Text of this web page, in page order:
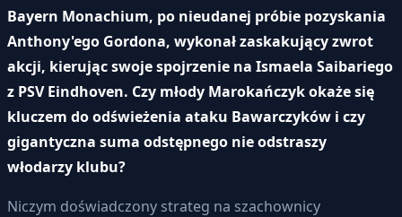
Bayern Monachium, po nieudanej próbie pozyskania
Anthony'ego Gordona, wykonał zaskakujący zwrot
akcji, kierując swoje spojrzenie na Ismaela Saibariego
z PSV Eindhoven. Czy młody Marokańczyk okaże się
kluczem do odświeżenia ataku Bawarczyków i czy
gigantyczna suma odstępnego nie odstraszy
włodarzy klubu?
Niczym doświadczony strateg na szachownicy